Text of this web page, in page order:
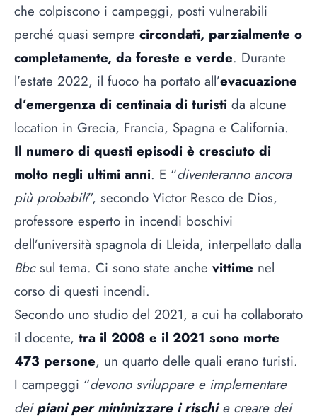
che colpiscono i campeggi, posti vulnerabili
perché quasi sempre circondati, parzialmente o
completamente, da foreste e verde. Durante
l’estate 2022, il fuoco ha portato all’evacuazione
d’emergenza di centinaia di turisti da alcune
location in Grecia, Francia, Spagna e California.
Il numero di questi episodi è cresciuto di
molto negli ultimi anni. E “diventeranno ancora
più probabili”, secondo Victor Resco de Dios,
professore esperto in incendi boschivi
dell’università spagnola di Lleida, interpellato dalla
Bbcsul tema. Ci sono state anche vittime nel
corso di questi incendi.
Secondo uno studio del 2021, a cui ha collaborato
il docente, tra il 2008 e il 2021 sono morte
473 persone, un quarto delle quali erano turisti.
I campeggi “devono sviluppare e implementare
deipiani per minimizzare i rischie creare dei